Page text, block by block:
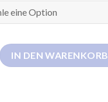
damen Menge
IN DEN WARENKORB